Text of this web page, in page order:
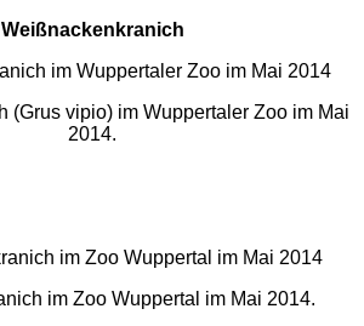
Weißnackenkranich
(Grus vipio) im Wuppertaler Zoo im Mai
2014.
im Zoo Wuppertal im Mai 2014.